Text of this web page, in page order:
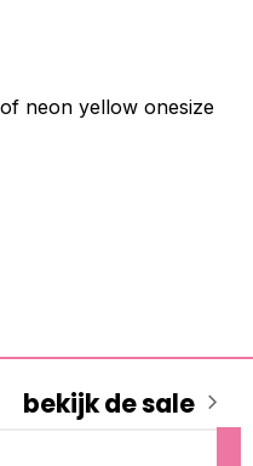
neon yellow onesize
bekijk de sale